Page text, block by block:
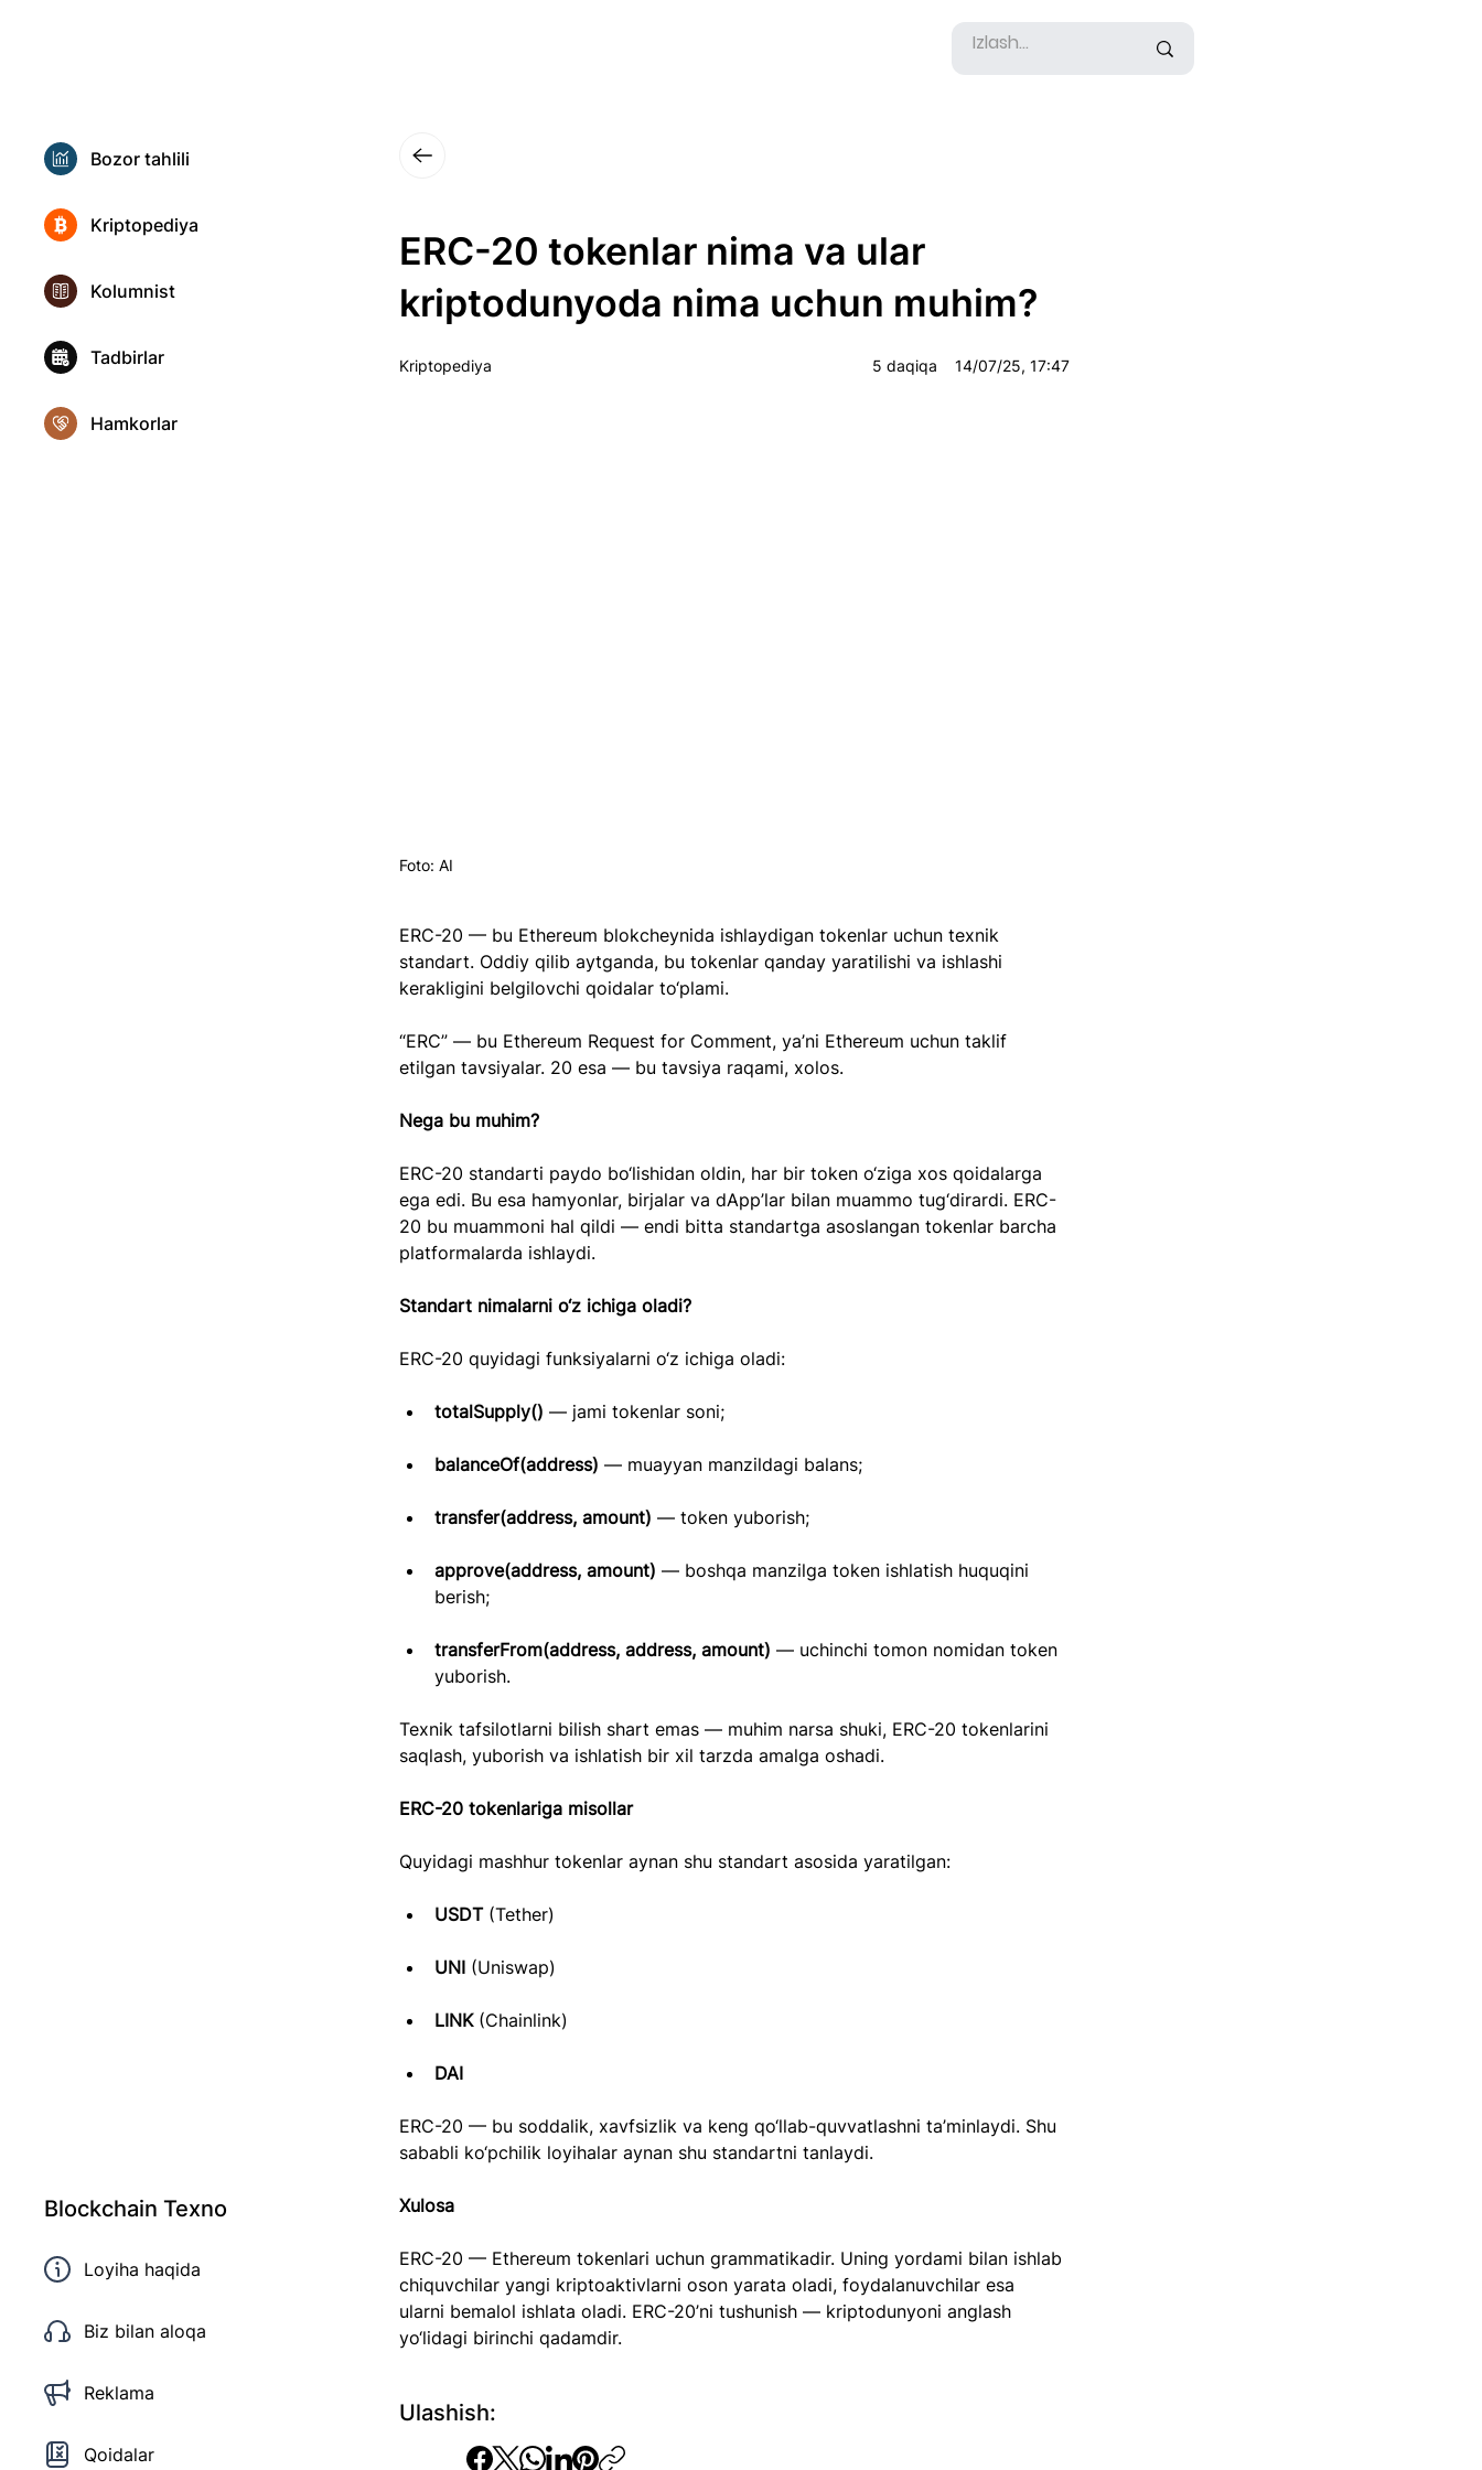
ERC-20 tokenlar nima va ular
kriptodunyoda nima uchun muhim?
Kriptopediya 5 daqiqa 14/07/25, 17:47
Foto: AI
ERC-20 — bu Ethereum blokcheynida ishlaydigan tokenlar uchun texnik
standart. Oddiy qilib aytganda, bu tokenlar qanday yaratilishi va ishlashi
kerakligini belgilovchi qoidalar to‘plami.
“ERC” — bu Ethereum Request for Comment, ya’ni Ethereum uchun taklif
etilgan tavsiyalar. 20 esa — bu tavsiya raqami, xolos.
Nega bu muhim?
ERC-20 standarti paydo bo‘lishidan oldin, har bir token o‘ziga xos qoidalarga
ega edi. Bu esa hamyonlar, birjalar va dApp’lar bilan muammo tug‘dirardi. ERC-
20 bu muammoni hal qildi — endi bitta standartga asoslangan tokenlar barcha
platformalarda ishlaydi.
Standart nimalarni o‘z ichiga oladi?
ERC-20 quyidagi funksiyalarni o‘z ichiga oladi:
totalSupply() — jami tokenlar soni;
balanceOf(address) — muayyan manzildagi balans;
transfer(address, amount) — token yuborish;
approve(address, amount) — boshqa manzilga token ishlatish huquqini
berish;
transferFrom(address, address, amount) — uchinchi tomon nomidan token
yuborish.
Texnik tafsilotlarni bilish shart emas — muhim narsa shuki, ERC-20 tokenlarini
saqlash, yuborish va ishlatish bir xil tarzda amalga oshadi.
ERC-20 tokenlariga misollar
Quyidagi mashhur tokenlar aynan shu standart asosida yaratilgan:
USDT (Tether)
UNI (Uniswap)
LINK (Chainlink)
DAI
ERC-20 — bu soddalik, xavfsizlik va keng qo‘llab-quvvatlashni ta’minlaydi. Shu
sababli ko‘pchilik loyihalar aynan shu standartni tanlaydi.
Xulosa
ERC-20 — Ethereum tokenlari uchun grammatikadir. Uning yordami bilan ishlab
chiquvchilar yangi kriptoaktivlarni oson yarata oladi, foydalanuvchilar esa
ularni bemalol ishlata oladi. ERC-20’ni tushunish — kriptodunyoni anglash
yo‘lidagi birinchi qadamdir.
Ulashish:
Kriptopediya
Hamkorlar
Kolumnist
Tadbirlar
Bozor tahlili
Blockchain Texno
Loyiha haqida
Biz bilan aloqa
Reklama
Qoidalar